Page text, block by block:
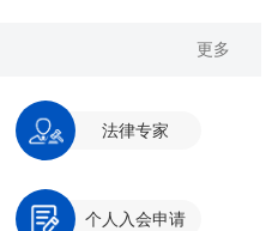
更多
法律专家
个人入会申请